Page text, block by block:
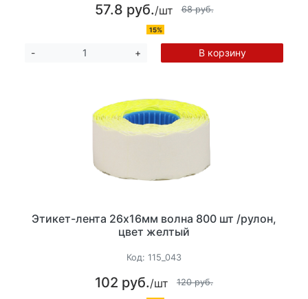
57.8 руб./шт 68 руб.
15%
- + В корзину
Этикет-лента 26х16мм волна 800 шт /рулон,
цвет желтый
Код: 115_043
102 руб./шт 120 руб.